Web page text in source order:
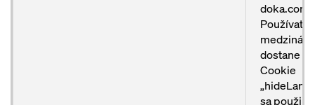
dostane
Cookie
sa použije